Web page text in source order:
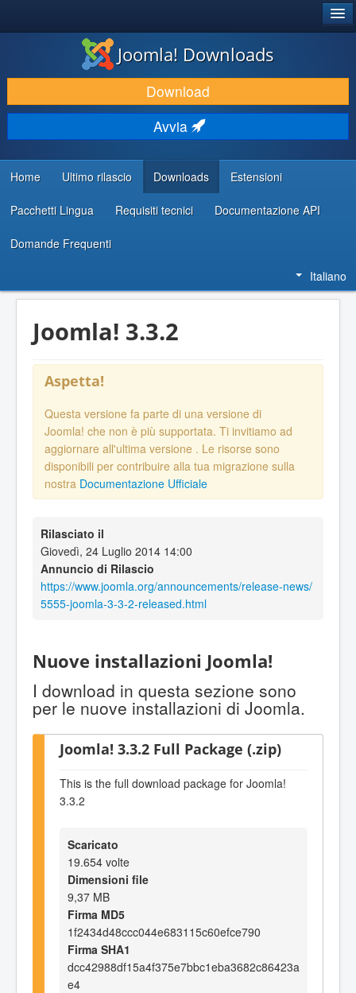
SCARICA & ESTENDI
SCOPRI & IMPARA
COMUNITÀ & SUPPORTO
RISORSE PER SVILUPPATORI
Joomla! Downloads
Download
Avvia
Home Ultimo rilascio Downloads Estensioni
Pacchetti Lingua Requisiti tecnici Documentazione API
Domande Frequenti
Italiano
Joomla! 3.3.2
Aspetta!
Questa versione fa parte di una versione di
Joomla! che non è più supportata. Ti invitiamo ad
aggiornare all'ultima versione . Le risorse sono
disponibili per contribuire alla tua migrazione sulla
nostra Documentazione Ufficiale
Rilasciato il
Giovedì, 24 Luglio 2014 14:00
Annuncio di Rilascio
https://www.joomla.org/announcements/release-news/
5555-joomla-3-3-2-released.html
Nuove installazioni Joomla!
I download in questa sezione sono
per le nuove installazioni di Joomla.
Joomla! 3.3.2 Full Package (.zip)
This is the full download package for Joomla!
3.3.2
Scaricato
19.654 volte
Dimensioni file
9,37 MB
Firma MD5
1f2434d48ccc044e683115c60efce790
Firma SHA1
dcc42988df15a4f375e7bbc1eba3682c86423a
e4